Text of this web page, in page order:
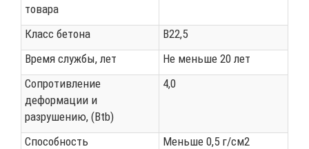
товара
Класс бетона
В22,5
Время службы, лет
Не меньше 20 лет
Сопротивление
деформации и
разрушению, (Btb)
4,0
Способность
Меньше 0,5 г/см2